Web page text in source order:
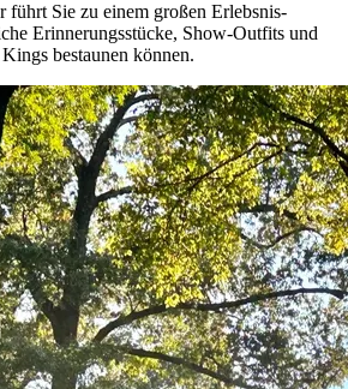
führt Sie zu einem großen Erlebsnis-
Erinnerungsstücke, Show-Outfits und
bestaunen können.